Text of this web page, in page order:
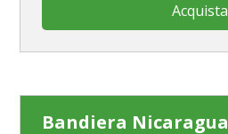
Acquista
Bandiera Nicaragua